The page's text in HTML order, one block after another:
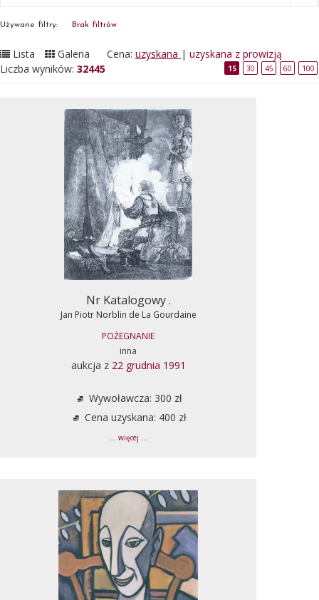
Używane filtry: Brak filtrów
Lista Galeria Cena: uzyskana | uzyskana z prowizją
Liczba wyników: 32445 15 30 45 60 100
Nr Katalogowy .
Jan Piotr Norblin de La Gourdaine
POŻEGNANIE
inna
aukcja z 22 grudnia 1991
Wywoławcza: 300 zł
Cena uzyskana: 400 zł
... więcej ...